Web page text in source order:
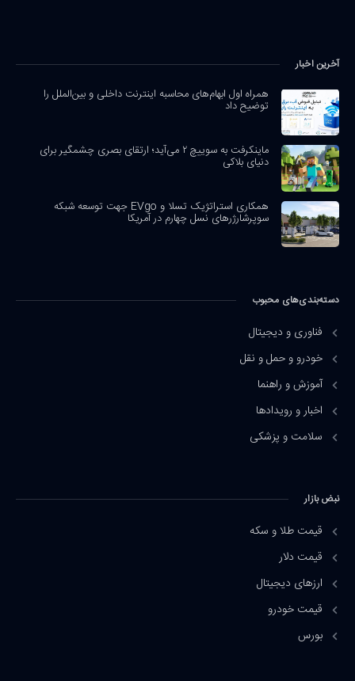
آخرین اخبار
همراه اول ابهام‌های محاسبه اینترنت داخلی و بین‌الملل را
توضیح داد
ماینکرفت به سوییچ ۲ می‌آید؛ ارتقای بصری چشمگیر برای
دنیای بلاکی
همکاری استراتژیک تسلا و EVgo جهت توسعه شبکه
سوپرشارژرهای نسل چهارم در آمریکا
دسته‌بندی‌های محبوب
فناوری و دیجیتال
خودرو و حمل و نقل
آموزش و راهنما
اخبار و رویدادها
سلامت و پزشکی
نبض بازار
قیمت طلا و سکه
قیمت دلار
ارزهای دیجیتال
قیمت خودرو
بورس